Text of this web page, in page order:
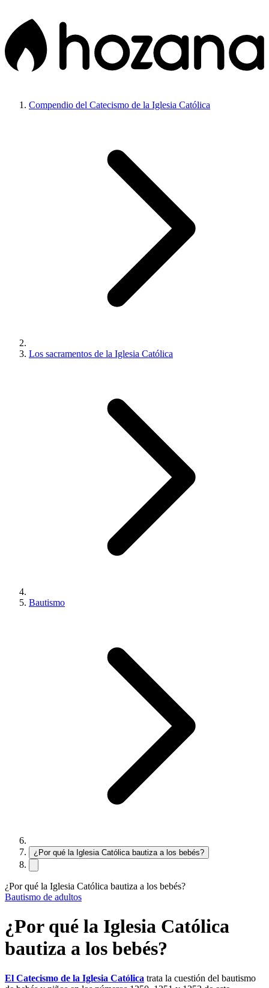
Compendio del Catecismo de la Iglesia Católica
Los sacramentos de la Iglesia Católica
Bautismo
¿Por qué la Iglesia Católica bautiza a los bebés?
¿Por qué la Iglesia Católica bautiza a los bebés?
Bautismo de adultos
¿Por qué la Iglesia Católica
bautiza a los bebés?
El Catecismo de la Iglesia Católica trata la cuestión del bautismo